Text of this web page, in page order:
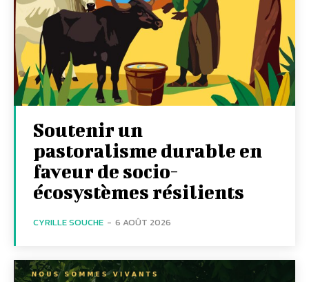
Soutenir un
pastoralisme durable en
faveur de socio-
écosystèmes résilients
CYRILLE SOUCHE - 6 AOÛT 2026